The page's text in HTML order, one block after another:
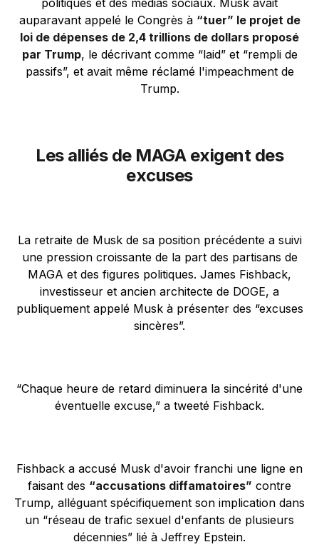
auparavant appelé le Congrès à “tuer” le projet de
loi de dépenses de 2,4 trillions de dollars proposé
par Trump, le décrivant comme “laid” et “rempli de
passifs”, et avait même réclamé l'impeachment de
Trump.
Les alliés de MAGA exigent des
excuses
La retraite de Musk de sa position précédente a suivi
une pression croissante de la part des partisans de
MAGA et des figures politiques. James Fishback,
investisseur et ancien architecte de DOGE, a
publiquement appelé Musk à présenter des “excuses
sincères”.
“Chaque heure de retard diminuera la sincérité d'une
éventuelle excuse,” a tweeté Fishback.
Fishback a accusé Musk d'avoir franchi une ligne en
faisant des “accusations diffamatoires” contre
Trump, alléguant spécifiquement son implication dans
un “réseau de trafic sexuel d'enfants de plusieurs
décennies” lié à Jeffrey Epstein.